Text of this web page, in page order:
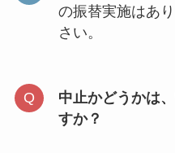
の振替実施はあ
さい。
中止かどうかは
すか？